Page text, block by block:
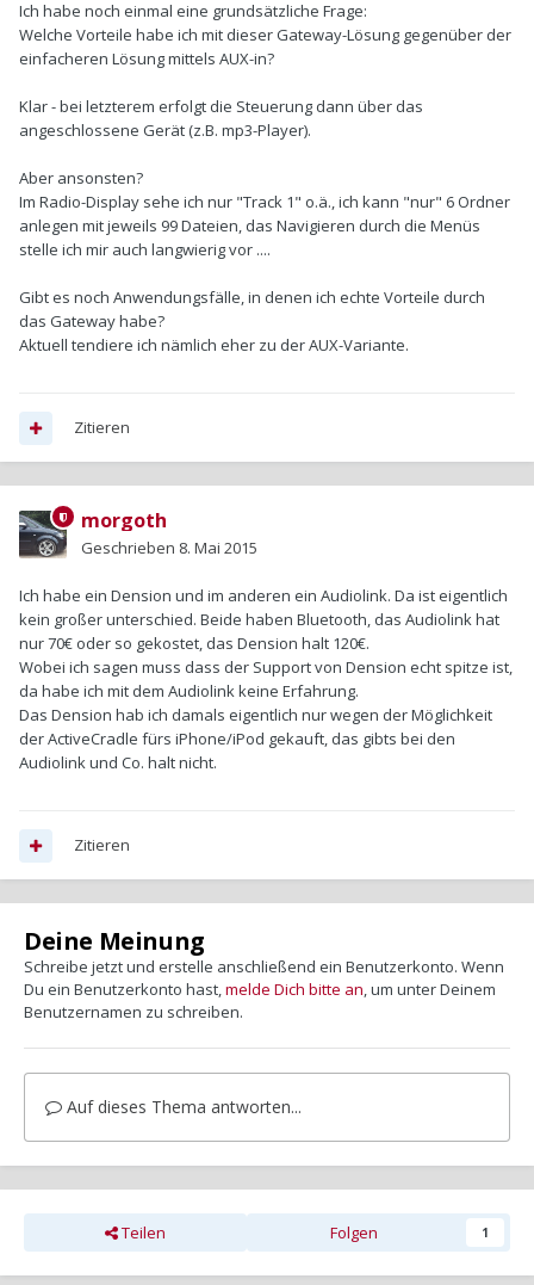
Ich habe noch einmal eine grundsätzliche Frage:
Welche Vorteile habe ich mit dieser Gateway-Lösung gegenüber der
einfacheren Lösung mittels AUX-in?
Klar - bei letzterem erfolgt die Steuerung dann über das
angeschlossene Gerät (z.B. mp3-Player).
Aber ansonsten?
Im Radio-Display sehe ich nur "Track 1" o.ä., ich kann "nur" 6 Ordner
anlegen mit jeweils 99 Dateien, das Navigieren durch die Menüs
stelle ich mir auch langwierig vor ....
Gibt es noch Anwendungsfälle, in denen ich echte Vorteile durch
das Gateway habe?
Aktuell tendiere ich nämlich eher zu der AUX-Variante.
Zitieren
morgoth
Geschrieben 8. Mai 2015
Ich habe ein Dension und im anderen ein Audiolink. Da ist eigentlich
kein großer unterschied. Beide haben Bluetooth, das Audiolink hat
nur 70€ oder so gekostet, das Dension halt 120€.
Wobei ich sagen muss dass der Support von Dension echt spitze ist,
da habe ich mit dem Audiolink keine Erfahrung.
Das Dension hab ich damals eigentlich nur wegen der Möglichkeit
der ActiveCradle fürs iPhone/iPod gekauft, das gibts bei den
Audiolink und Co. halt nicht.
Zitieren
Deine Meinung
Schreibe jetzt und erstelle anschließend ein Benutzerkonto. Wenn
Du ein Benutzerkonto hast,melde Dich bitte an, um unter Deinem
Benutzernamen zu schreiben.
Auf dieses Thema antworten...
Teilen Folgen 1